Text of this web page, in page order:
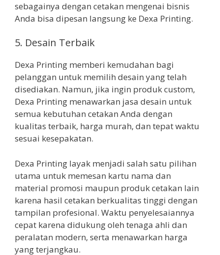
sebagainya dengan cetakan mengenai bisnis
Anda bisa dipesan langsung ke Dexa Printing.
5. Desain Terbaik
Dexa Printing memberi kemudahan bagi
pelanggan untuk memilih desain yang telah
disediakan. Namun, jika ingin produk custom,
Dexa Printing menawarkan jasa desain untuk
semua kebutuhan cetakan Anda dengan
kualitas terbaik, harga murah, dan tepat waktu
sesuai kesepakatan.
Dexa Printing layak menjadi salah satu pilihan
utama untuk memesan kartu nama dan
material promosi maupun produk cetakan lain
karena hasil cetakan berkualitas tinggi dengan
tampilan profesional. Waktu penyelesaiannya
cepat karena didukung oleh tenaga ahli dan
peralatan modern, serta menawarkan harga
yang terjangkau.